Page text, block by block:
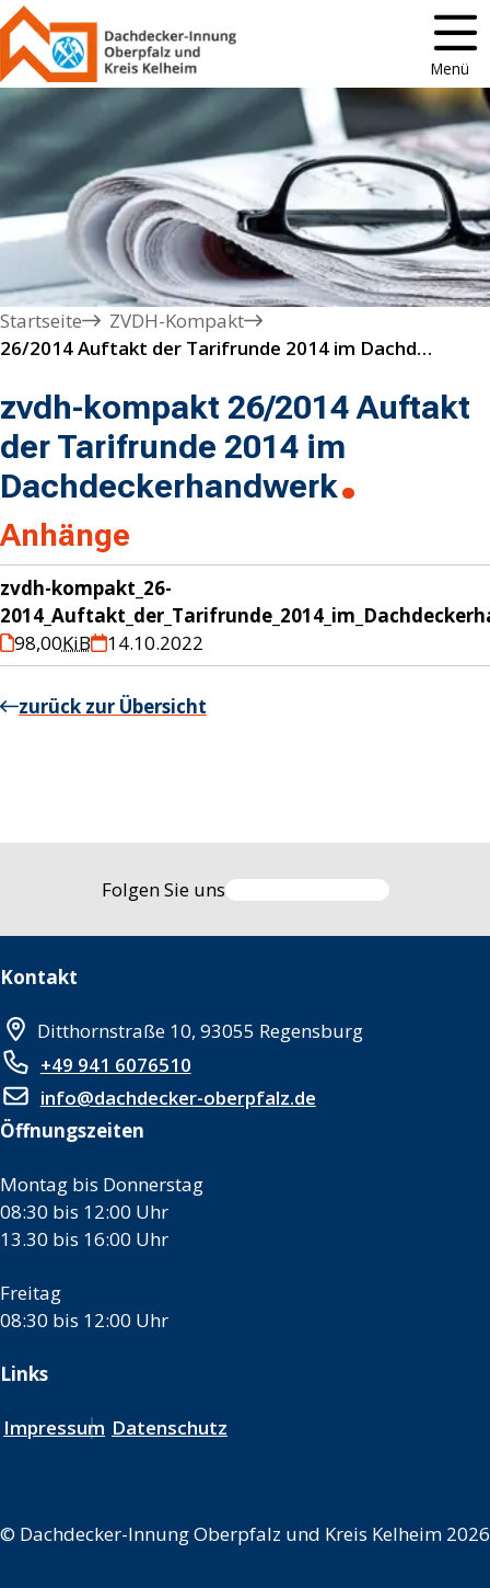
Menü
Startseite
ZVDH-Kompakt
26/2014 Auftakt der Tarifrunde 2014 im Dachdeckerhandwerk
zvdh-kompakt 26/2014 Auftakt
der Tarifrunde 2014 im
Dachdeckerhandwerk
Anhänge
zvdh-kompakt_26-
98,00KiB 14.10.2022
zurück zur Übersicht
Folgen Sie uns
Kontakt
Ditthornstraße 10, 93055 Regensburg
+49 941 6076510
info@dachdecker-oberpfalz.de
Öffnungszeiten
Montag bis Donnerstag
08:30 bis 12:00 Uhr
13.30 bis 16:00 Uhr
Freitag
08:30 bis 12:00 Uhr
Links
Impressum Datenschutz
© Dachdecker-Innung Oberpfalz und Kreis Kelheim 2026